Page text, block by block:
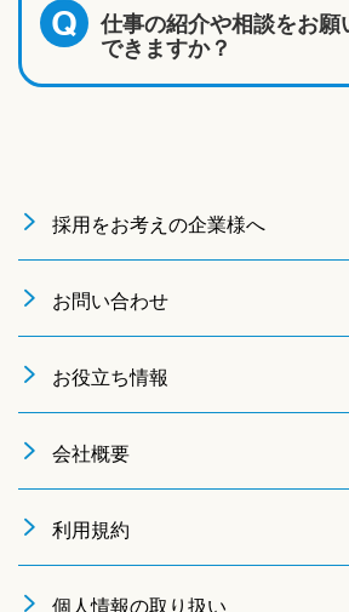
Q 仕事の紹介や相談をお願
できますか？
採用をお考えの企業様へ
お問い合わせ
お役立ち情報
会社概要
利用規約
個人情報の取り扱い